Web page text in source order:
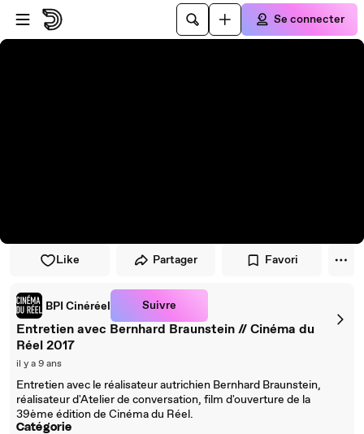
Passer au player
Passer au contenu principal
Se connecter
Like Partager Favori
BPI Cinéréel Suivre
Entretien avec Bernhard Braunstein // Cinéma du
Réel 2017
il y a 9 ans
Entretien avec le réalisateur autrichien Bernhard Braunstein,
réalisateur d'Atelier de conversation, film d'ouverture de la
39ème édition de Cinéma du Réel.
Catégorie